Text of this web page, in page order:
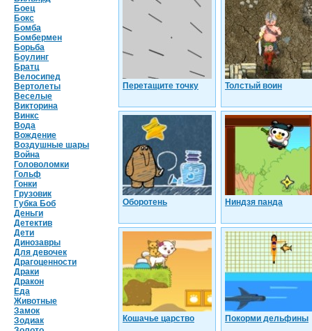
Боец
Бокс
Бомба
Бомбермен
Борьба
Боулинг
Братц
Велосипед
Вертолеты
Веселые
Викторина
Винкс
Вода
Вождение
Воздушные шары
Война
Головоломки
Гольф
Гонки
Грузовик
Губка Боб
Деньги
Детектив
Дети
Динозавры
Для девочек
Драгоценности
Драки
Дракон
Еда
Животные
Замок
Зодиак
Перетащите точку Толстый воин
Оборотень Ниндзя панда
Кошачье царство Покорми дельфины